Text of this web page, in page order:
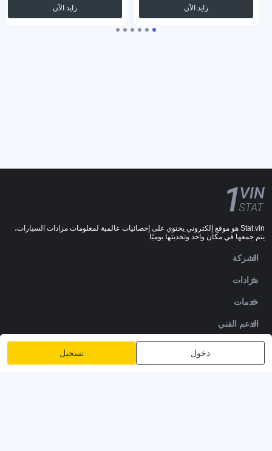
زايد الآن
زايد الآن
دخول تسجيل
Stat.vin هو موقع إلكتروني يحتوي على إحصائيات عالمية لمعلومات مزادات السيارات،
يتم جمعها في مكان واحد وتحديثها يوميًا
الشركة
مزادات
خدمات
الدعم الفني
تابعنا